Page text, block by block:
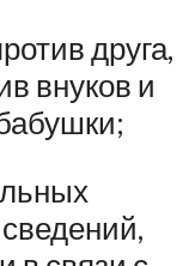
друга,
внуков и